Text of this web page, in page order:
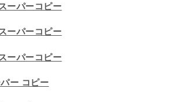
ーパーコピー
ーパーコピー
ーパーコピー
ー コピー